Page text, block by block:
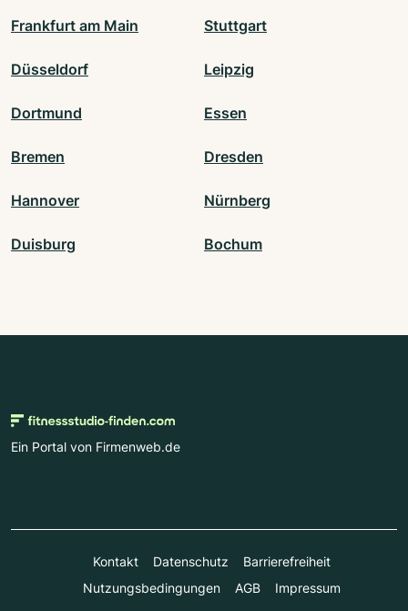
Frankfurt am Main Stuttgart
Düsseldorf Leipzig
Dortmund Essen
Bremen Dresden
Hannover Nürnberg
Duisburg Bochum
Ein Portal von Firmenweb.de
Kontakt Datenschutz
Barrierefreiheit
Nutzungsbedingungen
AGB Impressum